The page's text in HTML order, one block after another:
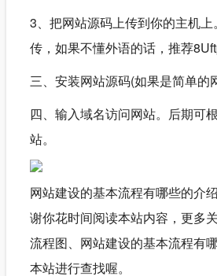
3、把网站源码上传到你的主机
传，如果不懂外语的话，推荐
三、安装网站源码(如果是简单的
四、输入域名访问网站。后期可
站。
网站建设的基本流程有哪些的介
谢你花时间阅读本站内容，更多
流程图、网站建设的基本流程有
本站进行查找喔。